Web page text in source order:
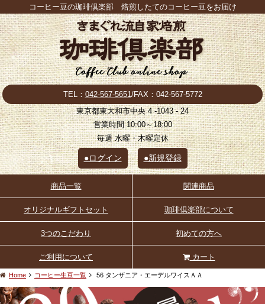
コーヒー豆の珈琲倶楽部 焙煎したてのコーヒー豆をお届け
TEL： 042-567-5651/FAX：042-567-5772
東京都東大和市中央 4 -1043 - 24
営業時間 10:00～18:00
毎週 水曜・木曜定休
●ログイン ●新規登録
商品一覧 関連商品
オリジナルギフトセット 珈琲倶楽部について
3つのこだわり 初めての方へ
ご利用について カート
Home コーヒー生豆一覧 56 タンザニア・エーデルワイスＡＡ